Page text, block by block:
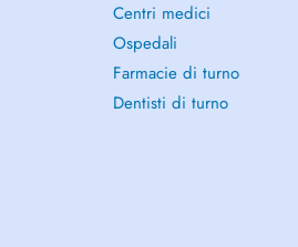
Centri medici
Ospedali
Farmacie di turno
Dentisti di turno